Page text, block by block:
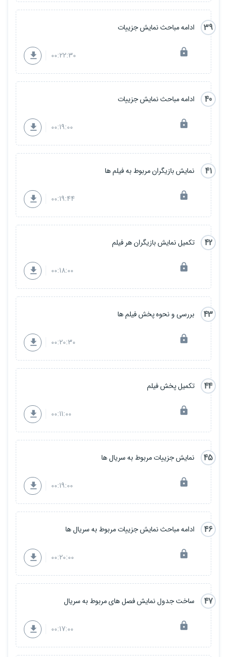
39 ادامه مباحث نمایش جزییات
00:22:30
40 ادامه مباحث نمایش جزییات
00:19:00
41 نمایش بازیگران مربوط به فیلم ها
00:19:44
42 تکمیل نمایش بازیگران هر فیلم
00:18:00
43 بررسی و نحوه پخش فیلم ها
00:20:30
44 تکمیل پخش فیلم
00:11:00
45 نمایش جزییات مربوط به سریال ها
00:19:00
46 ادامه مباحث نمایش جزییات مربوط به سریال ها
00:20:00
47 ساخت جدول نمایش فصل های مربوط به سریال
00:17:00